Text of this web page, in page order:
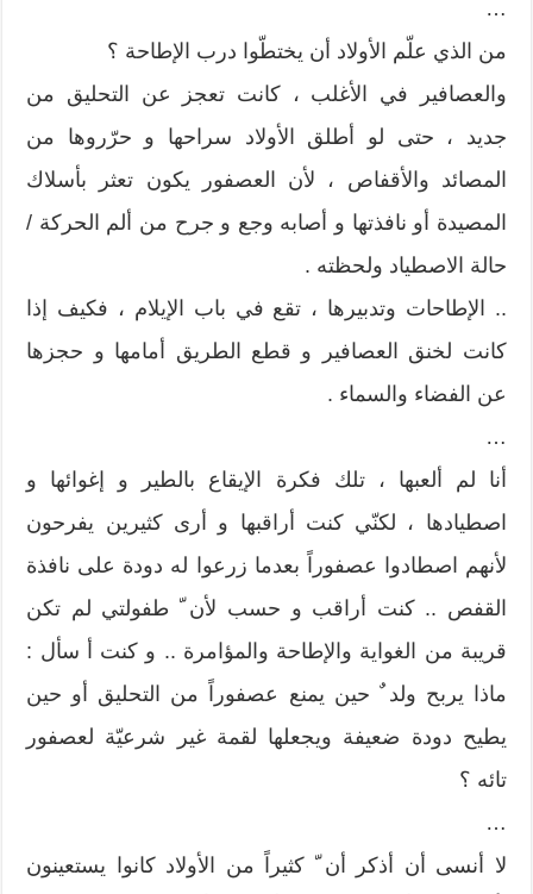
…
من الذي علّم الأولاد أن يختطّوا درب الإطاحة ؟
والعصافير في الأغلب ، كانت تعجز عن التحليق من
جديد ، حتى لو أطلق الأولاد سراحها و حرّروها من
المصائد والأقفاص ، لأن العصفور يكون تعثر بأسلاك
المصيدة أو نافذتها و أصابه وجع و جرح من ألم الحركة /
حالة الاصطياد ولحظته .
.. الإطاحات وتدبيرها ، تقع في باب الإيلام ، فكيف إذا
كانت لخنق العصافير و قطع الطريق أمامها و حجزها
عن الفضاء والسماء .
…
أنا لم ألعبها ، تلك فكرة الإيقاع بالطير و إغوائها و
اصطيادها ، لكنّي كنت أراقبها و أرى كثيرين يفرحون
لأنهم اصطادوا عصفوراً بعدما زرعوا له دودة على نافذة
القفص .. كنت أراقب و حسب لأن ّ طفولتي لم تكن
قريبة من الغواية والإطاحة والمؤامرة .. و كنت أ سأل :
ماذا يربح ولد ٌ حين يمنع عصفوراً من التحليق أو حين
يطيح دودة ضعيفة ويجعلها لقمة غير شرعيّة لعصفور
تائه ؟
…
لا أنسى أن أذكر أن ّ كثيراً من الأولاد كانوا يستعينون